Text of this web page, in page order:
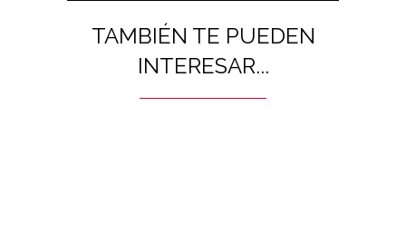
TAMBIÉN TE PUEDEN
INTERESAR...